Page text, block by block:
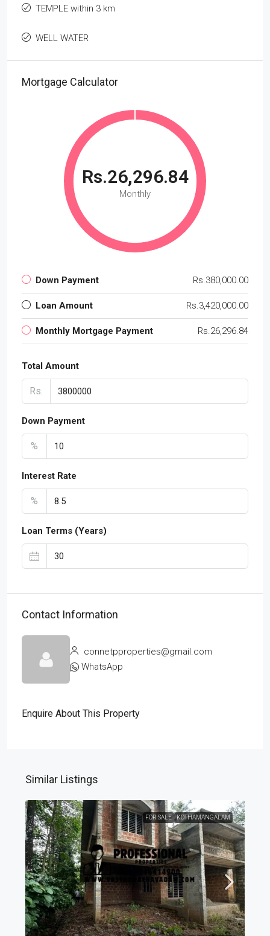
TEMPLE within 3 km
WELL WATER
Mortgage Calculator
Rs.26,296.84
Monthly
Down Payment Rs.380,000.00
Loan Amount Rs.3,420,000.00
Monthly Mortgage Payment Rs.26,296.84
Total Amount
Rs.
Down Payment
%
Interest Rate
%
Loan Terms (Years)
Contact Information
connetpproperties@gmail.com
WhatsApp
Enquire About This Property
Similar Listings
FOR SALE KOTHAMANGALAM